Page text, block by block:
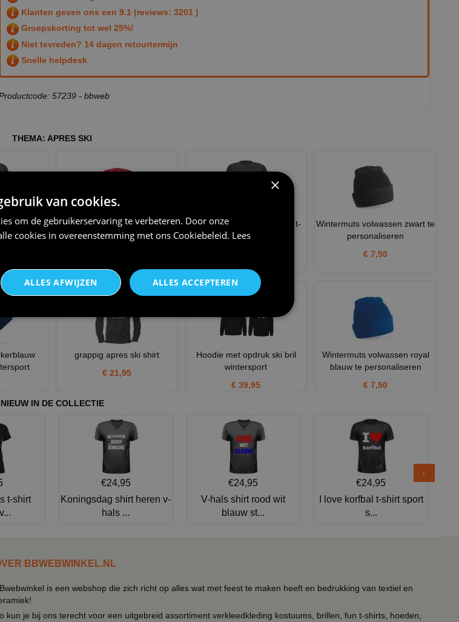
Klanten geven ons een 9.1 (reviews: 3201 )
Groepskorting tot wel 25%!
Niet tevreden? 14 dagen retourtermijn
Snelle helpdesk
57239 - bbweb
THEMA: APRES SKI
apre-ski
Wintermuts kopen? |
Wintersport mutsen rood
rode pistes zijn voor losers t-
shirt
Wintermuts volwassen zwart te
personaliseren
€ 7,50
grappig apres ski shirt
€ 21,95
Hoodie met opdruk ski bril
wintersport
€ 39,95
Wintermuts volwassen royal
blauw te personaliseren
€ 7,50
NIEUW IN DE COLLECTIE
t-shirt
€24,95
Koningsdag shirt heren v-
hals ...
€24,95
V-hals shirt rood wit
blauw st...
€24,95
I love korfbal t-shirt sport
s...
BBWEBWINKEL.NL
is een webshop die zich richt op alles wat met feest te maken heeft en bedrukking van textiel en
kun je bij ons terecht voor een uitgebreid assortiment verkleedkleding kostuums, brillen, fun t-shirts, hoeden,
×
van cookies.
om de gebruikerservaring te verbeteren. Door onze
cookies in overeenstemming met ons Cookiebeleid. Lees
ALLES ACCEPTEREN
ALLES AFWIJZEN